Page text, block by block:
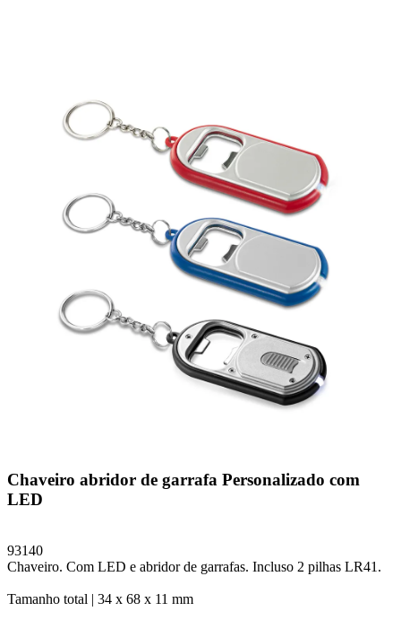
Chaveiro abridor de garrafa Personalizado com
LED
93140
Chaveiro. Com LED e abridor de garrafas. Incluso 2 pilhas LR41.
Tamanho total | 34 x 68 x 11 mm